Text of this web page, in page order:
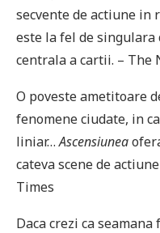
secvente de actiune
este la fel de singulara
centrala a cartii. – The
O poveste ametitoare
fenomene ciudate, in
liniar…Ascensiunea
cateva scene de
Times
Daca crezi ca